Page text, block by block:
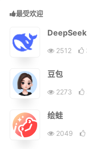
最受欢迎
DeepSeek
2512
豆包
2273
绘蛙
2049